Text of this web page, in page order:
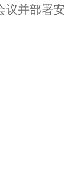
议并部署安